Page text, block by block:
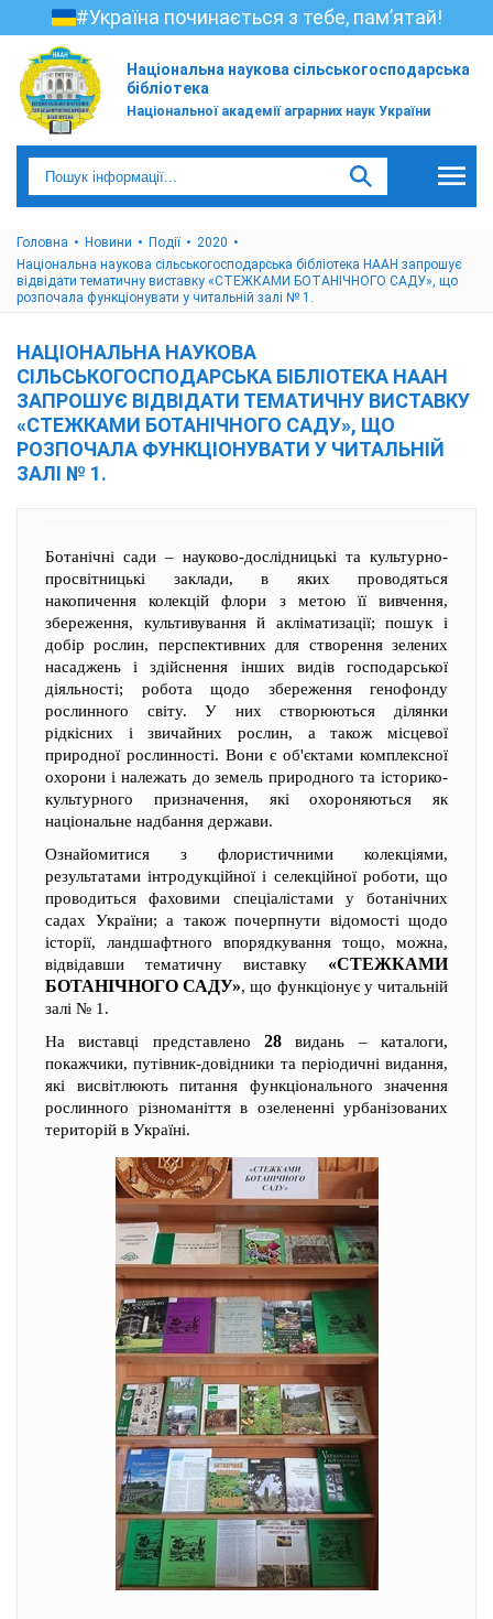
#Україна починається з тебе, пам’ятай!
Національна наукова сільськогосподарська
бібліотека
Національної академії аграрних наук України
Головна Новини Події
2020
Національна наукова сільськогосподарська бібліотека НААН запрошує
відвідати тематичну виставку «СТЕЖКАМИ БОТАНІЧНОГО САДУ», що
розпочала функціонувати у читальній залі № 1.
НАЦІОНАЛЬНА НАУКОВА
СІЛЬСЬКОГОСПОДАРСЬКА БІБЛІОТЕКА НААН
ЗАПРОШУЄ ВІДВІДАТИ ТЕМАТИЧНУ ВИСТАВКУ
«СТЕЖКАМИ БОТАНІЧНОГО САДУ», ЩО
РОЗПОЧАЛА ФУНКЦІОНУВАТИ У ЧИТАЛЬНІЙ
ЗАЛІ № 1.
Ботанічні сади – науково-дослідницькі та культурно-
просвітницькі заклади, в яких проводяться
накопичення колекцій флори з метою її вивчення,
збереження, культивування й акліматизації; пошук і
добір рослин, перспективних для створення зелених
насаджень і здійснення інших видів господарської
діяльності; робота щодо збереження генофонду
рослинного світу. У них створюються ділянки
рідкісних і звичайних рослин, а також місцевої
природної рослинності. Вони є об'єктами комплексної
охорони і належать до земель природного та історико-
культурного призначення, які охороняються як
національне надбання держави.
Ознайомитися з флористичними колекціями,
результатами інтродукційної і селекційної роботи, що
проводиться фаховими спеціалістами у ботанічних
садах України; а також почерпнути відомості щодо
історії, ландшафтного впорядкування тощо, можна,
відвідавши тематичну виставку «СТЕЖКАМИ
БОТАНІЧНОГО САДУ», що функціонує у читальній
залі № 1.
На виставці представлено 28 видань – каталоги,
покажчики, путівник-довідники та періодичні видання,
які висвітлюють питання функціонального значення
рослинного різноманіття в озелененні урбанізованих
територій в Україні.